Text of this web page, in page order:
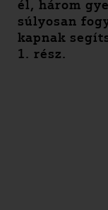
él, három
súlyosan
kapnak
1. rész.